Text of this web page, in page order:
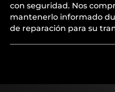
con seguridad. Nos
mantenerlo informado
de reparación para su